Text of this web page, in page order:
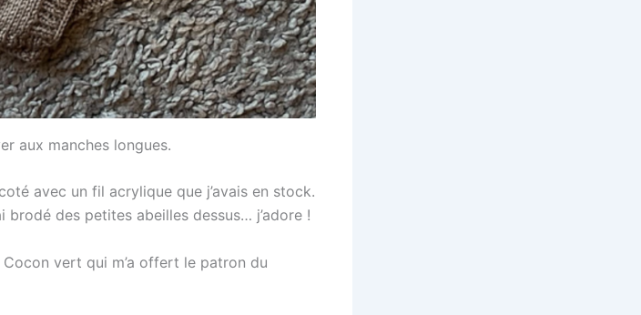
aux manches longues.
avec un fil acrylique que j’avais en stock.
brodé des petites abeilles dessus… j’adore !
vert qui m’a offert le patron du